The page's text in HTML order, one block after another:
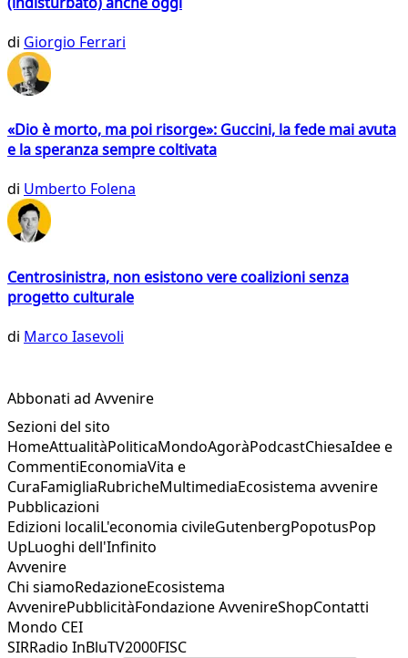
di Giorgio Ferrari
«Dio è morto, ma poi risorge»: Guccini, la fede mai avuta
e la speranza sempre coltivata
di Umberto Folena
Centrosinistra, non esistono vere coalizioni senza
progetto culturale
di Marco Iasevoli
Abbonati ad Avvenire
Sezioni del sito
HomeAttualitàPoliticaMondoAgoràPodcastChiesaIdee e
CommentiEconomiaVita e
CuraFamigliaRubricheMultimediaEcosistema avvenire
Pubblicazioni
Edizioni localiL'economia civileGutenbergPopotusPop
UpLuoghi dell'Infinito
Avvenire
Chi siamoRedazioneEcosistema
AvvenirePubblicitàFondazione AvvenireShopContatti
Mondo CEI
SIRRadio InBluTV2000FISC